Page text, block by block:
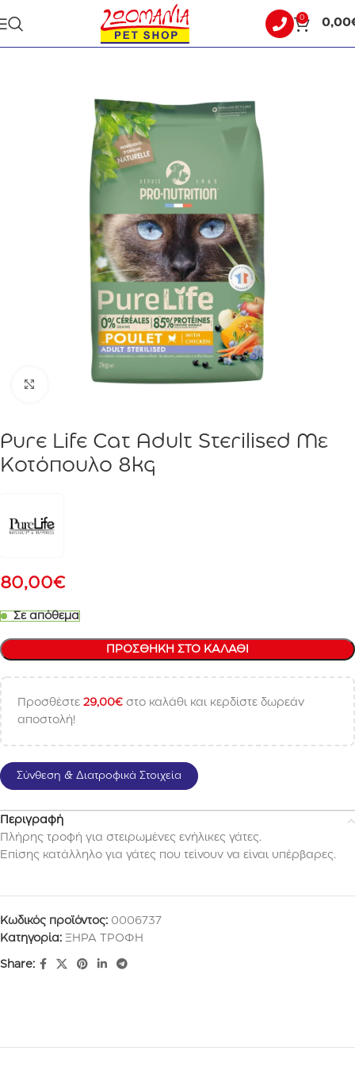
0 0,00
ΓΑΤΑ ΞΗΡΑ ΤΡΟΦΗ
Click to enlarge
Pure Life Cat Adult Sterilised Με
Κοτόπουλο 8kg
80,00€
Σε απόθεμα
ΠΡΟΣΘΉΚΗ ΣΤΟ ΚΑΛΆΘΙ
Προσθέστε 29,00€ στο καλάθι και κερδίστε δωρεάν
αποστολή!
Σύνθεση & Διατροφικά Στοιχεία
Περιγραφή
Πλήρης τροφή για στειρωμένες ενήλικες γάτες.
Επίσης κατάλληλο για γάτες που τείνουν να είναι υπέρβαρες.
Κωδικός προϊόντος: 0006737
Κατηγορία: ΞΗΡΑ ΤΡΟΦΗ
Share: